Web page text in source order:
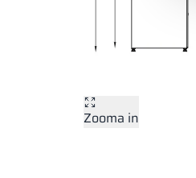
Zooma in